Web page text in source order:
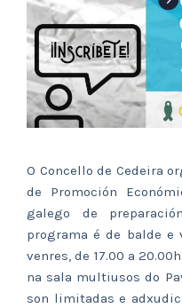
O Concello de Cedeira
de Promoción
galego de
programa é de balde
venres, de 17.00 a
na sala multiusos do
son limitadas e